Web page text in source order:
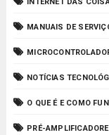
MANUAIS DE
NOTÍCIAS
O QUE É E COMO
PRÉ-